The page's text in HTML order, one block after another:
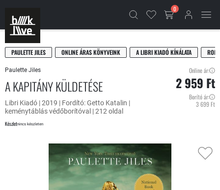
0
PAULETTE JILES ONLINE ÁRAS KÖNYVEINK A LIBRI KIADÓ KÍNÁLATA
Paulette Jiles
A KAPITÁNY KÜLDETÉSE
Libri Kiadó | 2019 | Fordító: Getto Katalin |
keménytáblás védőborítóval | 212 oldal
Készletnincs készleten
Online ár:
2 959 Ft
Borító ár:
3 699 Ft